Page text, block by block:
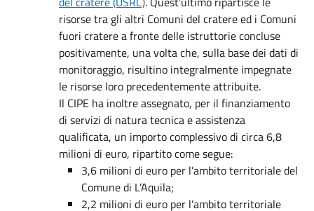
risorse tra gli altri Comuni del cratere ed i Comuni
fuori cratere a fronte delle istruttorie concluse
positivamente, una volta che, sulla base dei dati di
monitoraggio, risultino integralmente impegnate
le risorse loro precedentemente attribuite.
Il CIPE ha inoltre assegnato, per il finanziamento
di servizi di natura tecnica e assistenza
qualificata, un importo complessivo di circa 6,8
milioni di euro, ripartito come segue:
3,6 milioni di euro per l’ambito territoriale del
Comune di L’Aquila;
2,2 milioni di euro per l’ambito territoriale